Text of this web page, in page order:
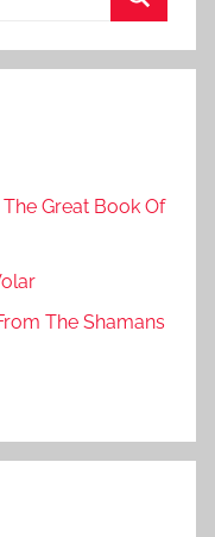
Great Book Of
The Shamans